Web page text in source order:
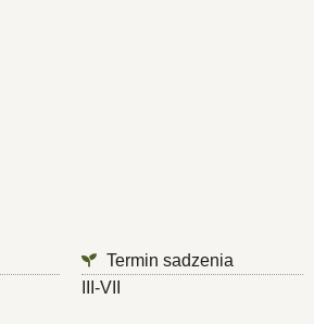
Termin sadzenia
III-VII